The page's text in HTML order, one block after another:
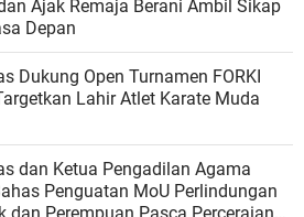
Ajak Remaja Berani Ambil Sikap
Depan
Dukung Open Turnamen FORKI
Lahir Atlet Karate Muda
dan Ketua Pengadilan Agama
Penguatan MoU Perlindungan